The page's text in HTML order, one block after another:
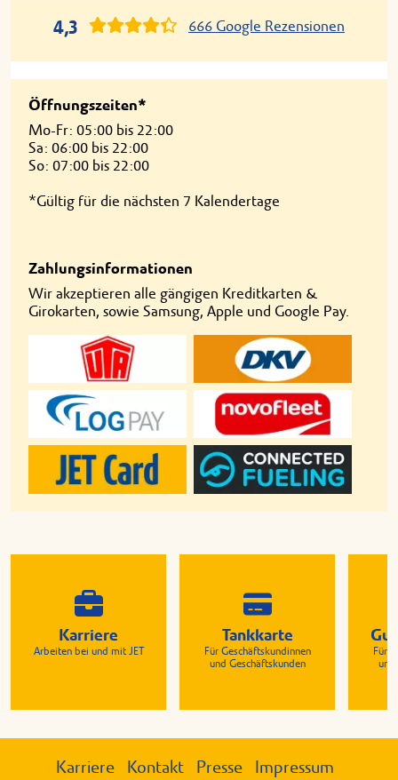
4,3 666 Google Rezensionen
Öffnungszeiten*
Mo-Fr: 05:00 bis 22:00
Sa: 06:00 bis 22:00
So: 07:00 bis 22:00
*Gültig für die nächsten 7 Kalendertage
Zahlungsinformationen
Wir akzeptieren alle gängigen Kreditkarten &
Girokarten, sowie Samsung, Apple und Google Pay.
Karriere
Arbeiten bei und mit JET
Tankkarte
Für Geschäftskundinnen
und Geschäftskunden
Für
und
Karriere Kontakt Presse Impressum